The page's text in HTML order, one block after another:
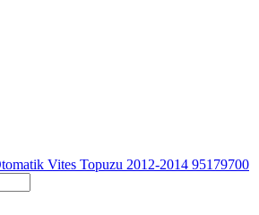
Vites Topuzu 2012-2014 95179700